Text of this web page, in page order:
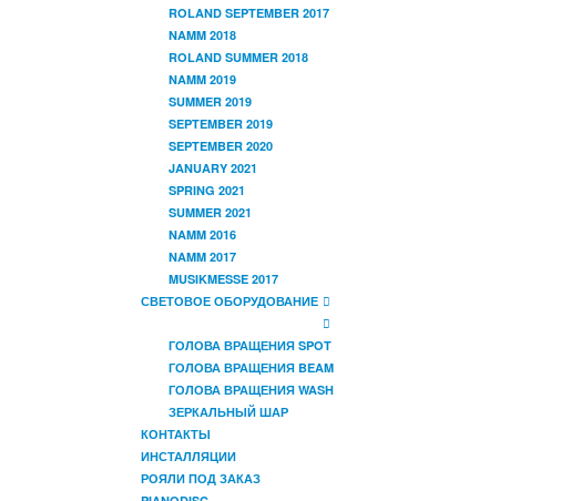
ROLAND SEPTEMBER 2017
NAMM 2018
ROLAND SUMMER 2018
NAMM 2019
SUMMER 2019
SEPTEMBER 2019
SEPTEMBER 2020
JANUARY 2021
SPRING 2021
SUMMER 2021
NAMM 2016
NAMM 2017
MUSIKMESSE 2017
СВЕТОВОЕ ОБОРУДОВАНИЕ
ГОЛОВА ВРАЩЕНИЯ SPOT
ГОЛОВА ВРАЩЕНИЯ BEAM
ГОЛОВА ВРАЩЕНИЯ WASH
ЗЕРКАЛЬНЫЙ ШАР
КОНТАКТЫ
ИНСТАЛЛЯЦИИ
РОЯЛИ ПОД ЗАКАЗ